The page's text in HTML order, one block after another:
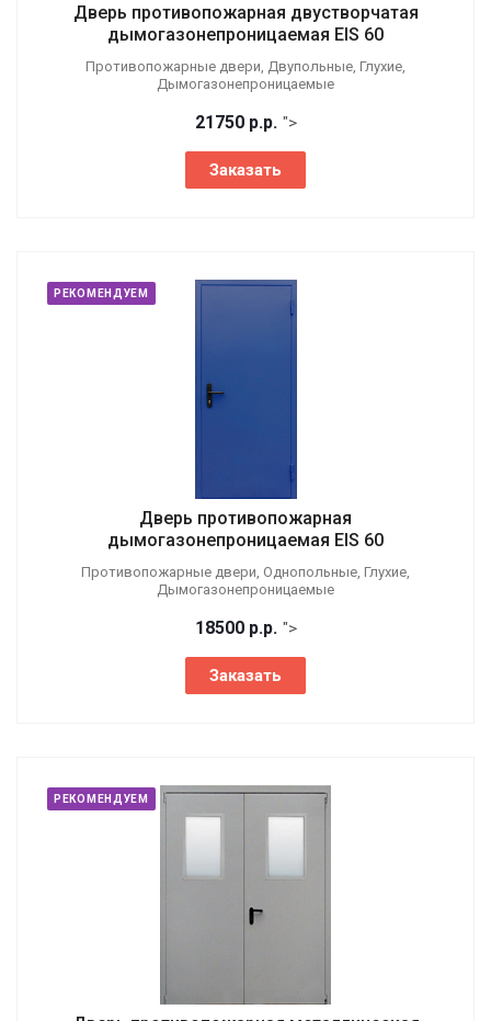
Дверь противопожарная двустворчатая
дымогазонепроницаемая EIS 60
Противопожарные двери, Двупольные, Глухие,
Дымогазонепроницаемые
21750 р.р. ">
Заказать
РЕКОМЕНДУЕМ
Дверь противопожарная
дымогазонепроницаемая EIS 60
Противопожарные двери, Однопольные, Глухие,
Дымогазонепроницаемые
18500 р.р. ">
Заказать
РЕКОМЕНДУЕМ